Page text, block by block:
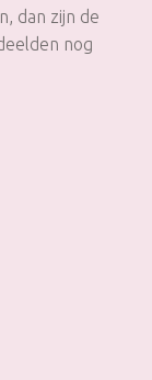
dan zijn de
nog